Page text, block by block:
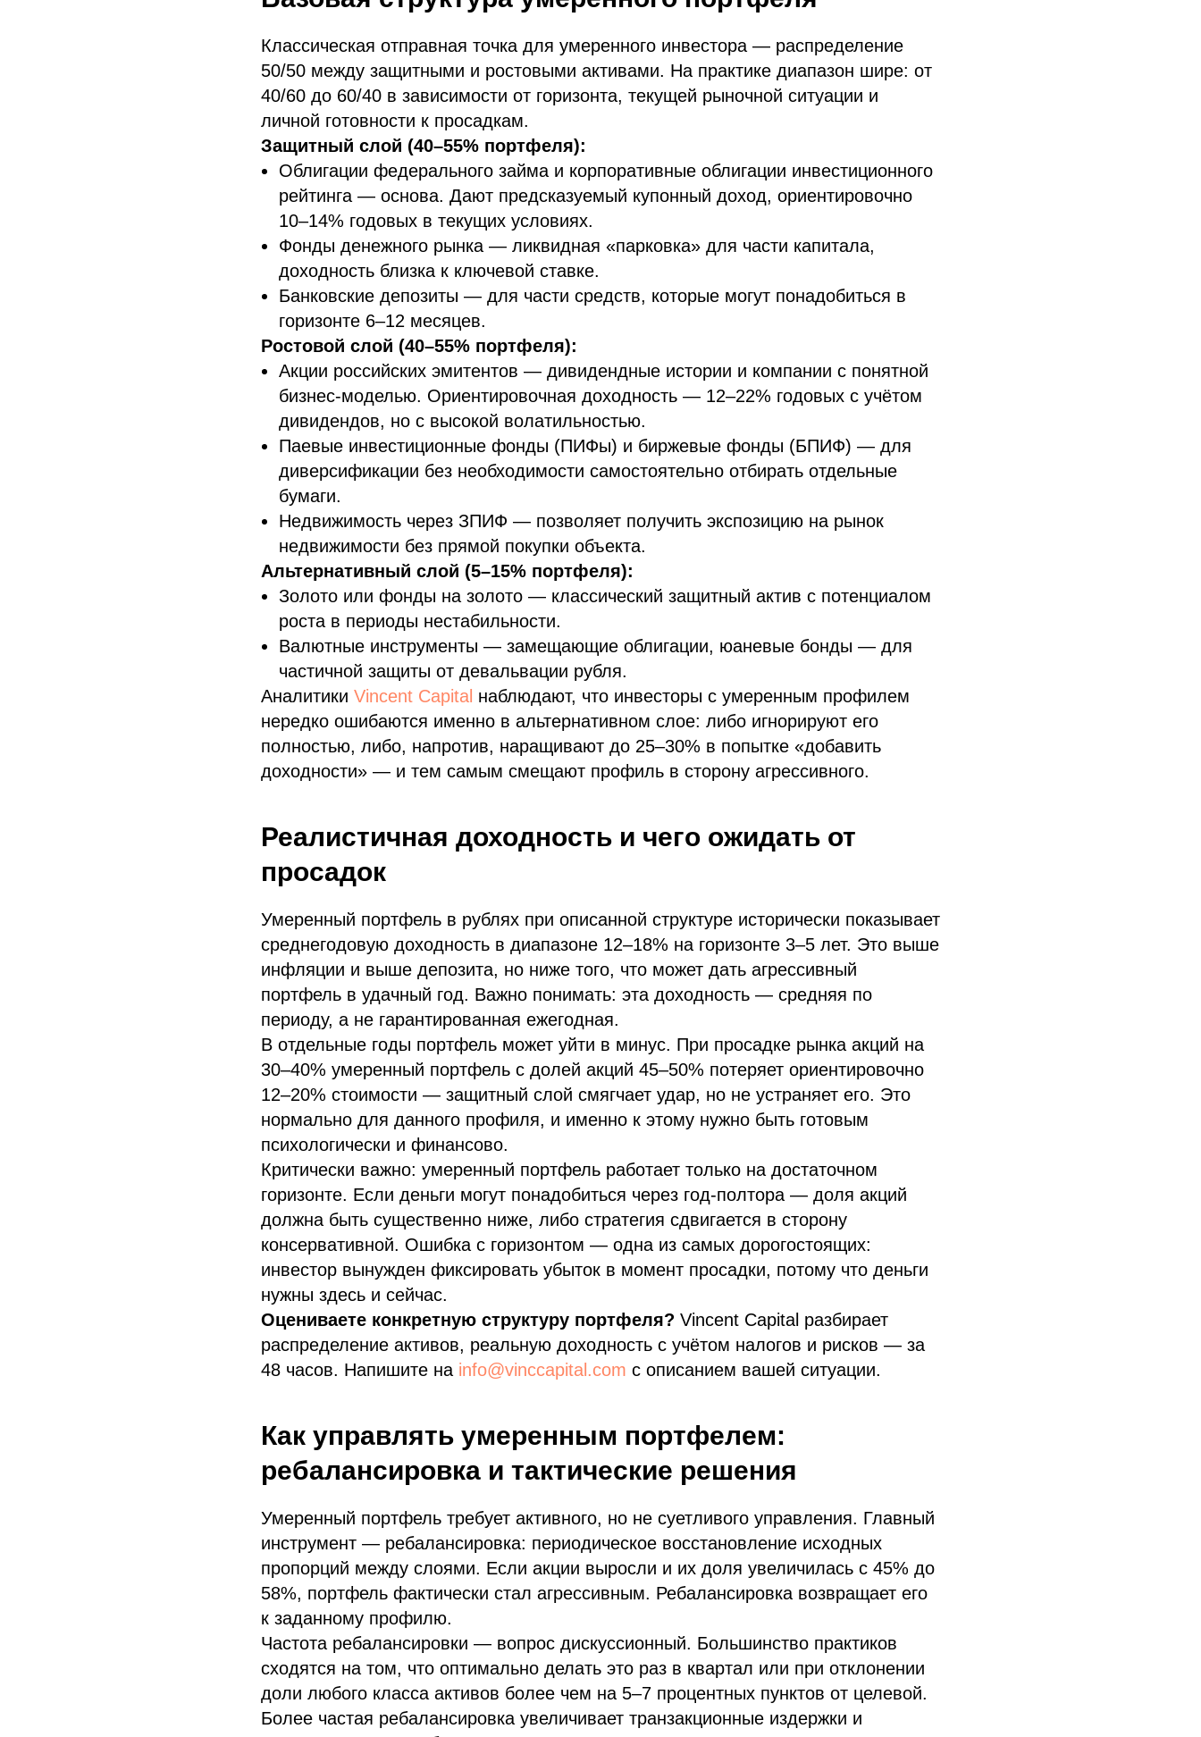
Классическая отправная точка для умеренного инвестора — распределение
50/50 между защитными и ростовыми активами. На практике диапазон шире: от
40/60 до 60/40 в зависимости от горизонта, текущей рыночной ситуации и
личной готовности к просадкам.
Защитный слой (40–55% портфеля):
Облигации федерального займа и корпоративные облигации инвестиционного
рейтинга — основа. Дают предсказуемый купонный доход, ориентировочно
10–14% годовых в текущих условиях.
Фонды денежного рынка — ликвидная «парковка» для части капитала,
доходность близка к ключевой ставке.
Банковские депозиты — для части средств, которые могут понадобиться в
горизонте 6–12 месяцев.
Ростовой слой (40–55% портфеля):
Акции российских эмитентов — дивидендные истории и компании с понятной
бизнес-моделью. Ориентировочная доходность — 12–22% годовых с учётом
дивидендов, но с высокой волатильностью.
Паевые инвестиционные фонды (ПИФы) и биржевые фонды (БПИФ) — для
диверсификации без необходимости самостоятельно отбирать отдельные
бумаги.
Недвижимость через ЗПИФ — позволяет получить экспозицию на рынок
недвижимости без прямой покупки объекта.
Альтернативный слой (5–15% портфеля):
Золото или фонды на золото — классический защитный актив с потенциалом
роста в периоды нестабильности.
Валютные инструменты — замещающие облигации, юаневые бонды — для
частичной защиты от девальвации рубля.
Аналитики Vincent Capital наблюдают, что инвесторы с умеренным профилем
нередко ошибаются именно в альтернативном слое: либо игнорируют его
полностью, либо, напротив, наращивают до 25–30% в попытке «добавить
доходности» — и тем самым смещают профиль в сторону агрессивного.
Реалистичная доходность и чего ожидать от
просадок
Умеренный портфель в рублях при описанной структуре исторически показывает
среднегодовую доходность в диапазоне 12–18% на горизонте 3–5 лет. Это выше
инфляции и выше депозита, но ниже того, что может дать агрессивный
портфель в удачный год. Важно понимать: эта доходность — средняя по
периоду, а не гарантированная ежегодная.
В отдельные годы портфель может уйти в минус. При просадке рынка акций на
30–40% умеренный портфель с долей акций 45–50% потеряет ориентировочно
12–20% стоимости — защитный слой смягчает удар, но не устраняет его. Это
нормально для данного профиля, и именно к этому нужно быть готовым
психологически и финансово.
Критически важно: умеренный портфель работает только на достаточном
горизонте. Если деньги могут понадобиться через год-полтора — доля акций
должна быть существенно ниже, либо стратегия сдвигается в сторону
консервативной. Ошибка с горизонтом — одна из самых дорогостоящих:
инвестор вынужден фиксировать убыток в момент просадки, потому что деньги
нужны здесь и сейчас.
Оцениваете конкретную структуру портфеля? Vincent Capital разбирает
распределение активов, реальную доходность с учётом налогов и рисков — за
48 часов. Напишите на info@vinccapital.com с описанием вашей ситуации.
Как управлять умеренным портфелем:
ребалансировка и тактические решения
Умеренный портфель требует активного, но не суетливого управления. Главный
инструмент — ребалансировка: периодическое восстановление исходных
пропорций между слоями. Если акции выросли и их доля увеличилась с 45% до
58%, портфель фактически стал агрессивным. Ребалансировка возвращает его
к заданному профилю.
Частота ребалансировки — вопрос дискуссионный. Большинство практиков
сходятся на том, что оптимально делать это раз в квартал или при отклонении
доли любого класса активов более чем на 5–7 процентных пунктов от целевой.
Более частая ребалансировка увеличивает транзакционные издержки и